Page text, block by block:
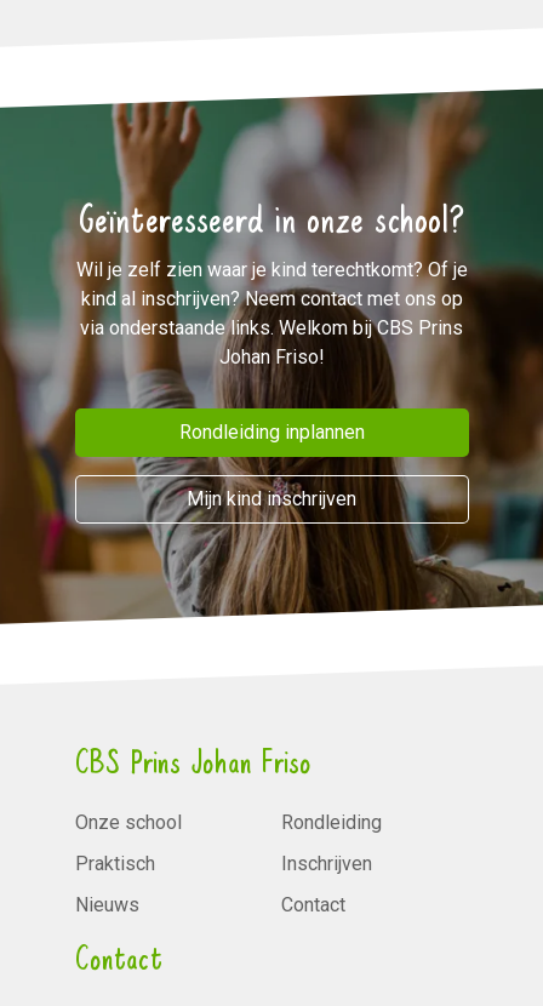
Geïnteresseerd in onze school?
Wil je zelf zien waar je kind terechtkomt? Of je
kind al inschrijven? Neem contact met ons op
via onderstaande links. Welkom bij CBS Prins
Johan Friso!
Rondleiding inplannen
Mijn kind inschrijven
CBS Prins Johan Friso
Onze school
Praktisch
Nieuws
Rondleiding
Inschrijven
Contact
Contact